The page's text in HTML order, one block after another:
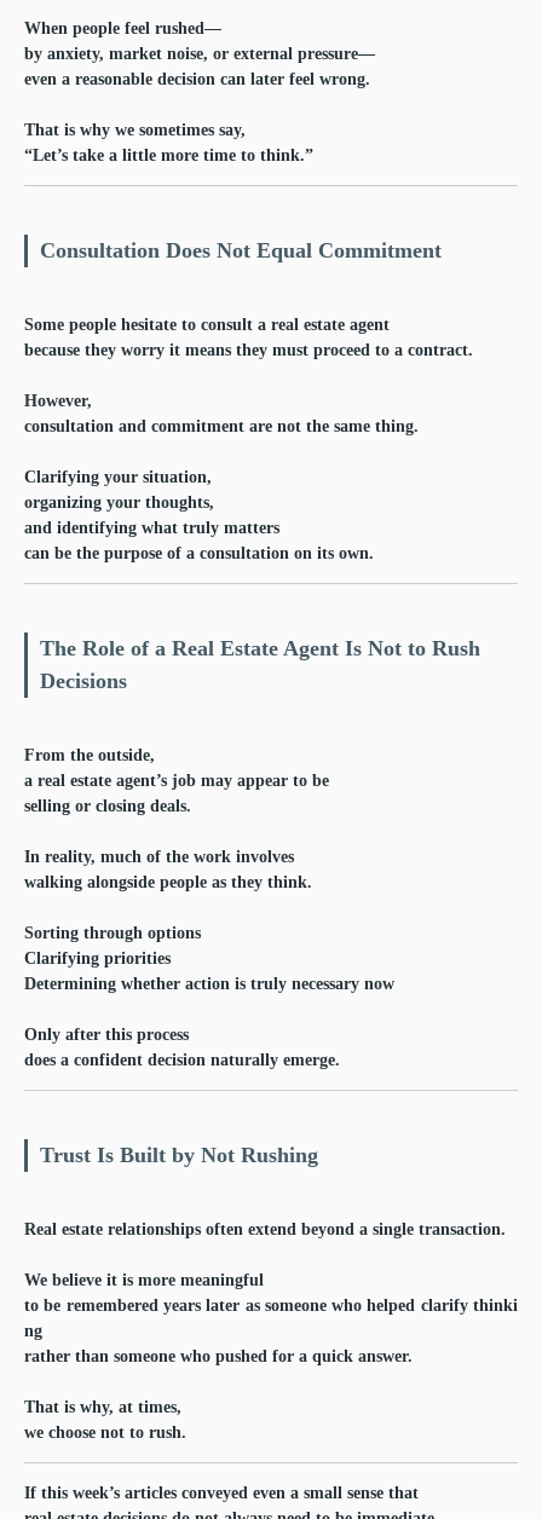
When people feel rushed—
by anxiety, market noise, or external pressure—
even a reasonable decision can later feel wrong.
That is why we sometimes say,
“Let’s take a little more time to think.”
Consultation Does Not Equal Commitment
Some people hesitate to consult a real estate agent
because they worry it means they must proceed to a contract.
However,
consultation and commitment are not the same thing.
Clarifying your situation,
organizing your thoughts,
and identifying what truly matters
can be the purpose of a consultation on its own.
The Role of a Real Estate Agent Is Not to Rush
Decisions
From the outside,
a real estate agent’s job may appear to be
selling or closing deals.
In reality, much of the work involves
walking alongside people as they think.
Sorting through options
Clarifying priorities
Determining whether action is truly necessary now
Only after this process
does a confident decision naturally emerge.
Trust Is Built by Not Rushing
Real estate relationships often extend beyond a single transaction.
We believe it is more meaningful
to be remembered years later as someone who helped clarify thinki
ng
rather than someone who pushed for a quick answer.
That is why, at times,
we choose not to rush.
If this week’s articles conveyed even a small sense that